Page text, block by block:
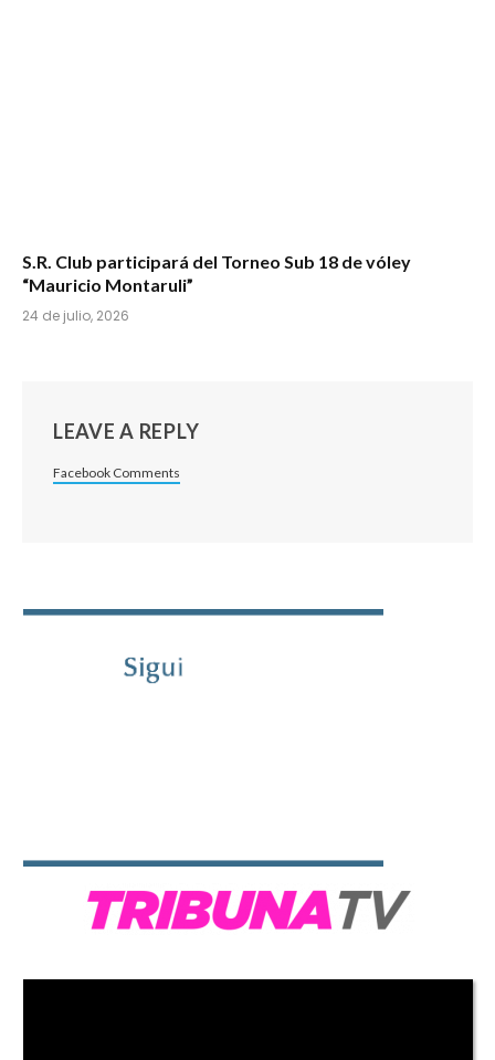
S.R. Club participará del Torneo Sub 18 de vóley
“Mauricio Montaruli”
24 de julio, 2026
LEAVE A REPLY
Facebook Comments